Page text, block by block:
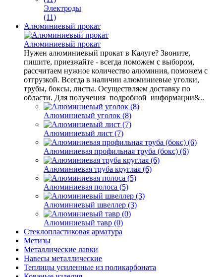
Электроды
(11)
Алюминиевый прокат
Алюминиевый прокат
Нужен алюминиевый прокат в Калуге? Звоните,
пишите, приезжайте - всегда поможем с выбором,
рассчитаем нужное количество алюминия, поможем с
отгрузкой. Всегда в наличии алюминиевые уголки,
трубы, боксы, листы. Осуществляем доставку по
области. Для получения подробной информации&..
Алюминиевый уголок (8)
Алюминиевый лист (7)
Алюминиевая профильная труба (бокс) (6)
Алюминиевая труба круглая (6)
Алюминиевая полоса (5)
Алюминиевый швеллер (3)
Алюминиевый тавр (0)
Стеклопластиковая арматура
Метизы
Металлические лавки
Навесы металлические
Теплицы усиленные из поликарбоната